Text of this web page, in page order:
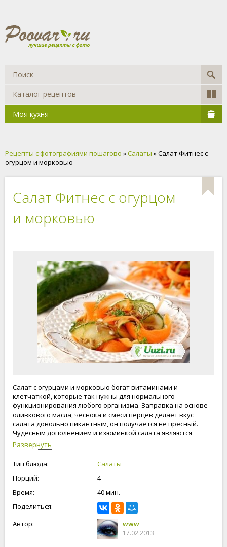
Каталог рецептов
Моя кухня
Рецепты с фотографиями пошагово »Салаты » Салат Фитнес с
огурцом и морковью
Салат Фитнес с огурцом
и морковью
Салат с огурцами и морковью богат витаминами и
клетчаткой, которые так нужны для нормального
функционирования любого организма. Заправка на основе
оливкового масла, чеснока и смеси перцев делает вкус
салата довольно пикантным, он получается не пресный.
Чудесным дополнением и изюминкой салата являются
семечки подсолнуха. Прогретые на раскалённой сковороде,
они в полной мере отдают салату весь свой вкус и аромат.
Приятного аппетита.
Развернуть
Тип блюда:
Салаты
Порций:
4
Время:
40 мин.
Поделиться:
Автор:
www
17.02.2013